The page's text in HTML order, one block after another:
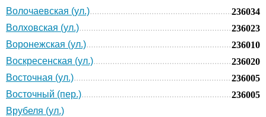
Волочаевская (ул.)
236034
Волховская (ул.)
236023
Воронежская (ул.)
236010
Воскресенская (ул.)
236020
Восточная (ул.)
236005
Восточный (пер.)
236005
Врубеля (ул.)